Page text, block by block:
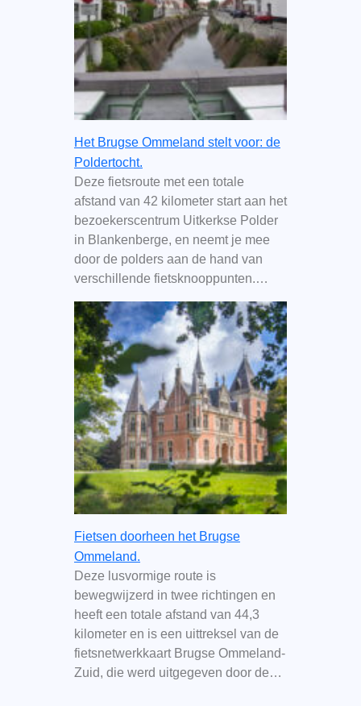
Het Brugse Ommeland stelt voor: de
Poldertocht.
Deze fietsroute met een totale
afstand van 42 kilometer start aan het
bezoekerscentrum Uitkerkse Polder
in Blankenberge, en neemt je mee
door de polders aan de hand van
verschillende fietsknooppunten.…
Fietsen doorheen het Brugse
Ommeland.
Deze lusvormige route is
bewegwijzerd in twee richtingen en
heeft een totale afstand van 44,3
kilometer en is een uittreksel van de
fietsnetwerkkaart Brugse Ommeland-
Zuid, die werd uitgegeven door de…